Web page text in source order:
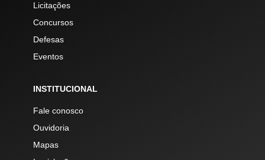
Licitações
Concursos
Defesas
Eventos
INSTITUCIONAL
Fale conosco
Ouvidoria
Mapas